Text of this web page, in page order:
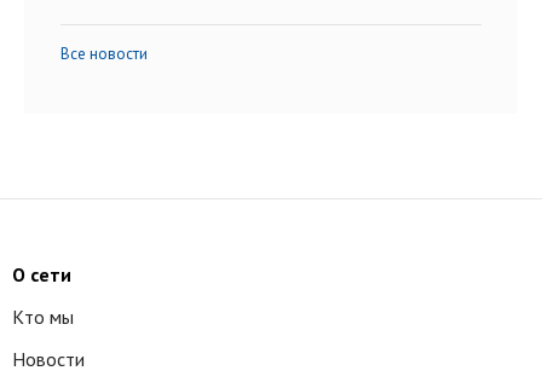
Все новости
О сети
Кто мы
Новости